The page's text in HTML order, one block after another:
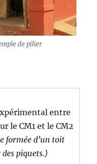
de pilier
entre
le CM1 et le CM2
formée d’un toit
piquets.)